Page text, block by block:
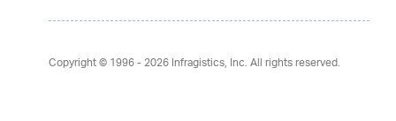
Copyright © 1996 - 2026Infragistics, Inc. All rights reserved.